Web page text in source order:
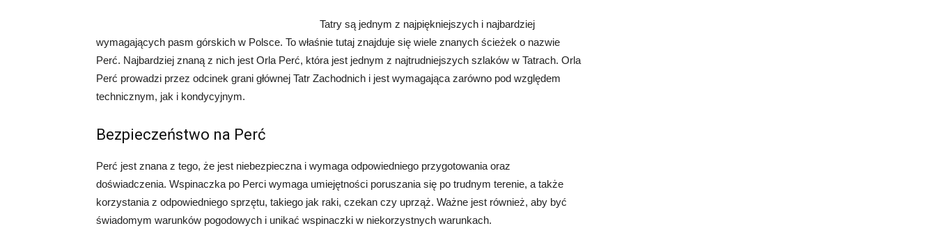
Tatry są jednym z najpiękniejszych i najbardziej
wymagających pasm górskich w Polsce. To właśnie tutaj znajduje się wiele znanych ścieżek o nazwie
Perć. Najbardziej znaną z nich jest Orla Perć, która jest jednym z najtrudniejszych szlaków w Tatrach. Orla
Perć prowadzi przez odcinek grani głównej Tatr Zachodnich i jest wymagająca zarówno pod względem
technicznym, jak i kondycyjnym.
Bezpieczeństwo na Perć
Perć jest znana z tego, że jest niebezpieczna i wymaga odpowiedniego przygotowania oraz
doświadczenia. Wspinaczka po Perci wymaga umiejętności poruszania się po trudnym terenie, a także
korzystania z odpowiedniego sprzętu, takiego jak raki, czekan czy uprząż. Ważne jest również, aby być
świadomym warunków pogodowych i unikać wspinaczki w niekorzystnych warunkach.